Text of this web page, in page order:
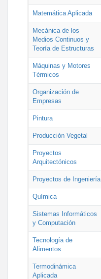
Matemática Aplicada
Mecánica de los
Medios Continuos y
Teoría de Estructuras
Máquinas y Motores
Térmicos
Organización de
Empresas
Pintura
Producción Vegetal
Proyectos
Arquitectónicos
Proyectos de Ingeniería
Química
Sistemas Informáticos
y Computación
Tecnología de
Alimentos
Termodinámica
Aplicada